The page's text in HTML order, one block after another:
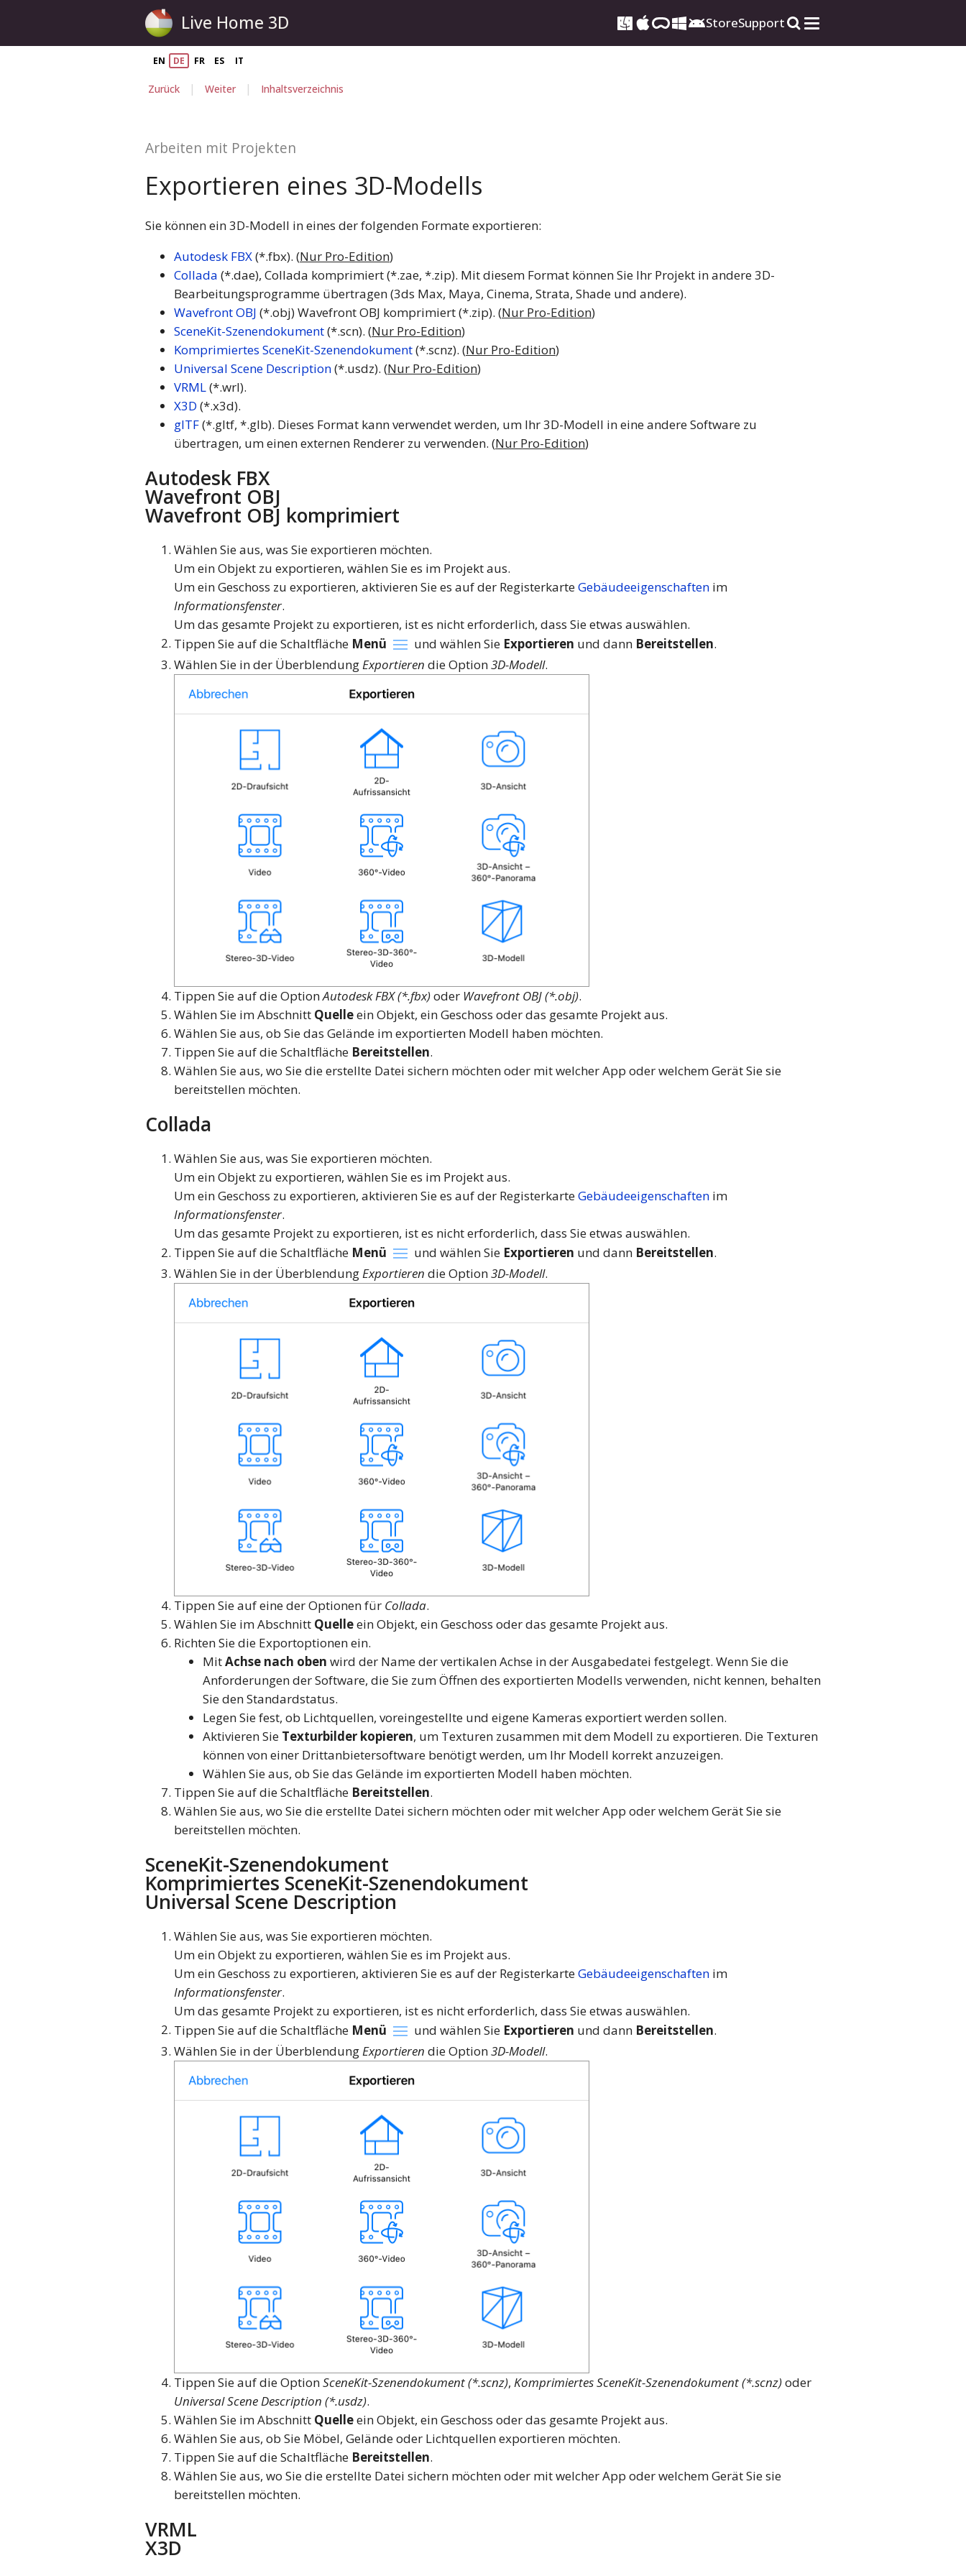
Live Home 3D StoreSupport
EN DE FR ES IT
Zurück | Weiter | Inhaltsverzeichnis
Arbeiten mit Projekten
Exportieren eines 3D-Modells
Sie können ein 3D-Modell in eines der folgenden Formate exportieren:
Autodesk FBX(*.fbx). (Nur Pro-Edition)
Collada (*.dae), Collada komprimiert (*.zae, *.zip). Mit diesem Format können Sie Ihr Projekt in andere 3D-
Bearbeitungsprogramme übertragen (3ds Max, Maya, Cinema, Strata, Shade und andere).
Wavefront OBJ (*.obj) Wavefront OBJ komprimiert (*.zip). (Nur Pro-Edition)
SceneKit-Szenendokument(*.scn). (Nur Pro-Edition)
Komprimiertes SceneKit-Szenendokument(*.scnz). (Nur Pro-Edition)
Universal Scene Description(*.usdz). (Nur Pro-Edition)
VRML(*.wrl).
X3D (*.x3d).
glTF(*.gltf, *.glb). Dieses Format kann verwendet werden, um Ihr 3D-Modell in eine andere Software zu
übertragen, um einen externen Renderer zu verwenden. (Nur Pro-Edition)
Autodesk FBX
Wavefront OBJ
Wavefront OBJ komprimiert
Wählen Sie aus, was Sie exportieren möchten.
Um ein Objekt zu exportieren, wählen Sie es im Projekt aus.
Um ein Geschoss zu exportieren, aktivieren Sie es auf der RegisterkarteGebäudeeigenschaften im
Informationsfenster.
Um das gesamte Projekt zu exportieren, ist es nicht erforderlich, dass Sie etwas auswählen.
Tippen Sie auf die Schaltfläche Menü und wählen Sie Exportieren und dann Bereitstellen.
Wählen Sie in der ÜberblendungExportieren die Option3D-Modell.
Tippen Sie auf die OptionAutodesk FBX (*.fbx)oder Wavefront OBJ (*.obj).
Wählen Sie im Abschnitt Quelleein Objekt, ein Geschoss oder das gesamte Projekt aus.
Wählen Sie aus, ob Sie das Gelände im exportierten Modell haben möchten.
Tippen Sie auf die Schaltfläche Bereitstellen.
Wählen Sie aus, wo Sie die erstellte Datei sichern möchten oder mit welcher App oder welchem Gerät Sie sie
bereitstellen möchten.
Collada
Wählen Sie aus, was Sie exportieren möchten.
Um ein Objekt zu exportieren, wählen Sie es im Projekt aus.
Um ein Geschoss zu exportieren, aktivieren Sie es auf der RegisterkarteGebäudeeigenschaften im
Informationsfenster.
Um das gesamte Projekt zu exportieren, ist es nicht erforderlich, dass Sie etwas auswählen.
Tippen Sie auf die Schaltfläche Menü und wählen Sie Exportieren und dann Bereitstellen.
Wählen Sie in der ÜberblendungExportieren die Option3D-Modell.
Tippen Sie auf eine der Optionen für Collada.
Wählen Sie im Abschnitt Quelleein Objekt, ein Geschoss oder das gesamte Projekt aus.
Richten Sie die Exportoptionen ein.
MitAchse nach oben wird der Name der vertikalen Achse in der Ausgabedatei festgelegt. Wenn Sie die
Anforderungen der Software, die Sie zum Öffnen des exportierten Modells verwenden, nicht kennen, behalten
Sie den Standardstatus.
Legen Sie fest, ob Lichtquellen, voreingestellte und eigene Kameras exportiert werden sollen.
Aktivieren Sie Texturbilder kopieren, um Texturen zusammen mit dem Modell zu exportieren. Die Texturen
können von einer Drittanbietersoftware benötigt werden, um Ihr Modell korrekt anzuzeigen.
Wählen Sie aus, ob Sie das Gelände im exportierten Modell haben möchten.
Tippen Sie auf die Schaltfläche Bereitstellen.
Wählen Sie aus, wo Sie die erstellte Datei sichern möchten oder mit welcher App oder welchem Gerät Sie sie
bereitstellen möchten.
SceneKit-Szenendokument
Komprimiertes SceneKit-Szenendokument
Universal Scene Description
Wählen Sie aus, was Sie exportieren möchten.
Um ein Objekt zu exportieren, wählen Sie es im Projekt aus.
Um ein Geschoss zu exportieren, aktivieren Sie es auf der RegisterkarteGebäudeeigenschaften im
Informationsfenster.
Um das gesamte Projekt zu exportieren, ist es nicht erforderlich, dass Sie etwas auswählen.
Tippen Sie auf die Schaltfläche Menü und wählen Sie Exportieren und dann Bereitstellen.
Wählen Sie in der ÜberblendungExportieren die Option3D-Modell.
Tippen Sie auf die OptionSceneKit-Szenendokument (*.scnz), Komprimiertes SceneKit-Szenendokument (*.scnz)oder
Universal Scene Description (*.usdz).
Wählen Sie im Abschnitt Quelleein Objekt, ein Geschoss oder das gesamte Projekt aus.
Wählen Sie aus, ob Sie Möbel, Gelände oder Lichtquellen exportieren möchten.
Tippen Sie auf die Schaltfläche Bereitstellen.
Wählen Sie aus, wo Sie die erstellte Datei sichern möchten oder mit welcher App oder welchem Gerät Sie sie
bereitstellen möchten.
VRML
X3D